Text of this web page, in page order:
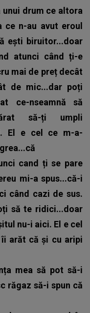
unui drum ce altora
ce n-au avut eroul
ești biruitor...doar
atunci când ți-e
mai de preț decât
de mic...dar poți
ce-nseamnă să
să-ți umpli
El e cel ce m-a-
cand ți se pare
mi-a spus...că-i
când cazi de sus.
să te ridici...doar
nu-i aici. El e cel
arăt că și cu aripi
mea să pot să-i
răgaz să-i spun că